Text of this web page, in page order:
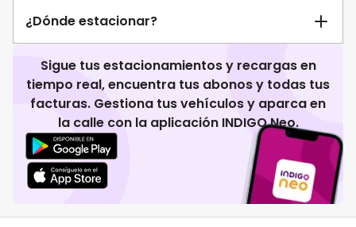
¿Dónde estacionar?
Sigue tus estacionamientos y recargas en
tiempo real, encuentra tus abonos y todas tus
facturas. Gestiona tus vehículos y aparca en
la calle con la aplicación INDIGO Neo.